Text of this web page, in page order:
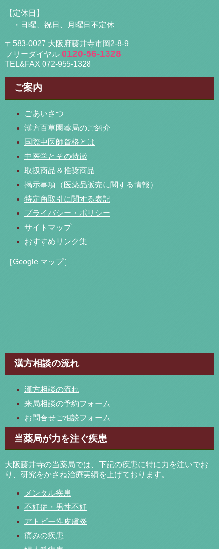
【定休日】
・日曜、祝日、月曜日不定休
〒583-0027 大阪府藤井寺市岡2-8-9
フリーダイヤル 0120-56-1328
TEL&FAX 072-955-1328
ご案内
ごあいさつ
漢方百草園薬局のご紹介
国際中医師資格とは
中医学とその特徴
取扱商品＆推奨商品
掲示事項（医薬品販売に関する情報）
特定商取引に関する表記
プライバシー・ポリシー
サイトマップ
おすすめリンク集
［Google マップ］
漢方相談の流れ
漢方相談の流れ
来局相談の予約フォーム
お問合せご相談フォーム
当薬局が力を注ぐ疾患
大阪藤井寺の当薬局では、下記の疾患に特に力を注いでお
り、研究をかさね治療実績を上げております。
メンタル疾患
不妊症・男性不妊
アトピー性皮膚炎
痛みの疾患